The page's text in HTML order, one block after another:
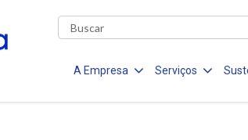
A Empresa Serviços